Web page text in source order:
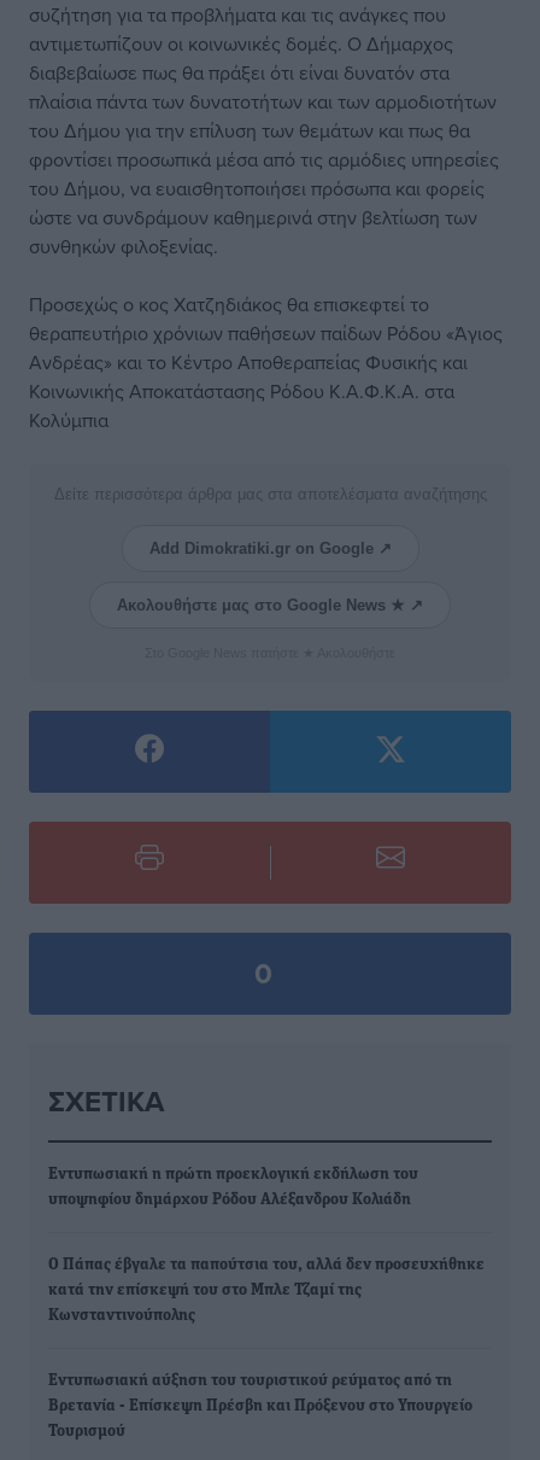
συζήτηση για τα προβλήματα και τις ανάγκες που
αντιμετωπίζουν οι κοινωνικές δομές. Ο Δήμαρχος
διαβεβαίωσε πως θα πράξει ότι είναι δυνατόν στα
πλαίσια πάντα των δυνατοτήτων και των αρμοδιοτήτων
του Δήμου για την επίλυση των θεμάτων και πως θα
φροντίσει προσωπικά μέσα από τις αρμόδιες υπηρεσίες
του Δήμου, να ευαισθητοποιήσει πρόσωπα και φορείς
ώστε να συνδράμουν καθημερινά στην βελτίωση των
συνθηκών φιλοξενίας.
Προσεχώς ο κος Χατζηδιάκος θα επισκεφτεί το
θεραπευτήριο χρόνιων παθήσεων παίδων Ρόδου «Άγιος
Ανδρέας» και το Κέντρο Αποθεραπείας Φυσικής και
Κοινωνικής Αποκατάστασης Ρόδου Κ.Α.Φ.Κ.Α. στα
Κολύμπια
Δείτε περισσότερα άρθρα μας στα αποτελέσματα αναζήτησης
Add Dimokratiki.gr on Google ↗
Ακολουθήστε μας στο Google News ★ ↗
0
ΣΧΕΤΙΚΆ
Εντυπωσιακή η πρώτη προεκλογική εκδήλωση του
υποψηφίου δημάρχου Ρόδου Αλέξανδρου Κολιάδη
Ο Πάπας έβγαλε τα παπούτσια του, αλλά δεν προσευχήθηκε
κατά την επίσκεψή του στο Μπλε Τζαμί της
Κωνσταντινούπολης
Εντυπωσιακή αύξηση του τουριστικού ρεύματος από τη
Βρετανία - Επίσκεψη Πρέσβη και Πρόξενου στο Υπουργείο
Τουρισμού